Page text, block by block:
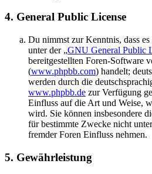
4. General Public License
Du nimmst zur Kenntnis, dass
unter der „GNU General Public
bereitgestellten Foren-Software
(www.phpbb.com) handelt;
werden durch die
www.phpbb.de zur Verfügung
Einfluss auf die Art und Weise,
wird. Sie können insbesondere
für bestimmte Zwecke nicht
fremder Foren Einfluss nehmen.
5. Gewährleistung